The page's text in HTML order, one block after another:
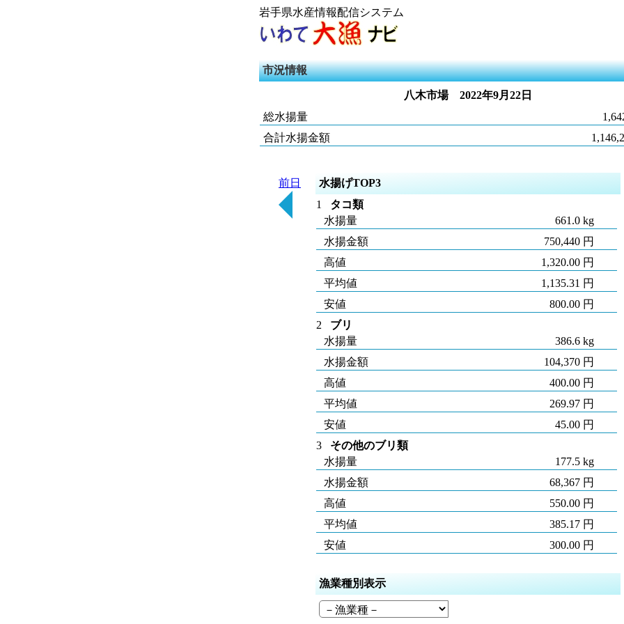
岩手県水産情報配信システム
市況情報
八木市場
2022年9月22日
総水揚量
合計水揚金額
前日
水揚げTOP3
1
タコ類
水揚量
661.0 kg
水揚金額
750,440 円
高値
1,320.00 円
平均値
1,135.31 円
安値
800.00 円
2
ブリ
水揚量
386.6 kg
水揚金額
104,370 円
高値
400.00 円
平均値
269.97 円
安値
45.00 円
3
その他のブリ類
水揚量
177.5 kg
水揚金額
68,367 円
高値
550.00 円
平均値
385.17 円
安値
300.00 円
漁業種別表示